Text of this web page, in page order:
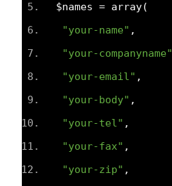
$names = array(
"your-name" ,
"your-companyname"
"your-email" ,
"your-body" ,
"your-tel" ,
"your-fax" ,
"your-zip" ,